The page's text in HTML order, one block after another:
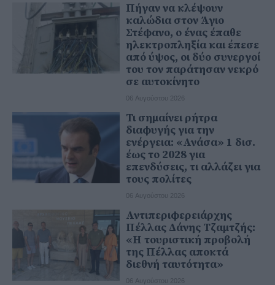
Πήγαν να κλέψουν
καλώδια στον Άγιο
Στέφανο, ο ένας έπαθε
ηλεκτροπληξία και έπεσε
από ύψος, οι δύο συνεργοί
του τον παράτησαν νεκρό
σε αυτοκίνητο
06 Αυγούστου 2026
Τι σημαίνει ρήτρα
διαφυγής για την
ενέργεια: «Ανάσα» 1 δισ.
έως το 2028 για
επενδύσεις, τι αλλάζει για
τους πολίτες
06 Αυγούστου 2026
Αντιπεριφερειάρχης
Πέλλας Δάνης Τζαμτζής:
«Η τουριστική προβολή
της Πέλλας αποκτά
διεθνή ταυτότητα»
06 Αυγούστου 2026